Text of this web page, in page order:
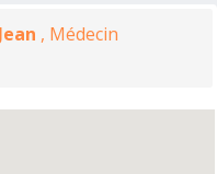
, Médecin